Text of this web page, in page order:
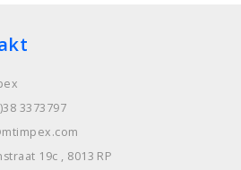
3373797
19c , 8013 RP